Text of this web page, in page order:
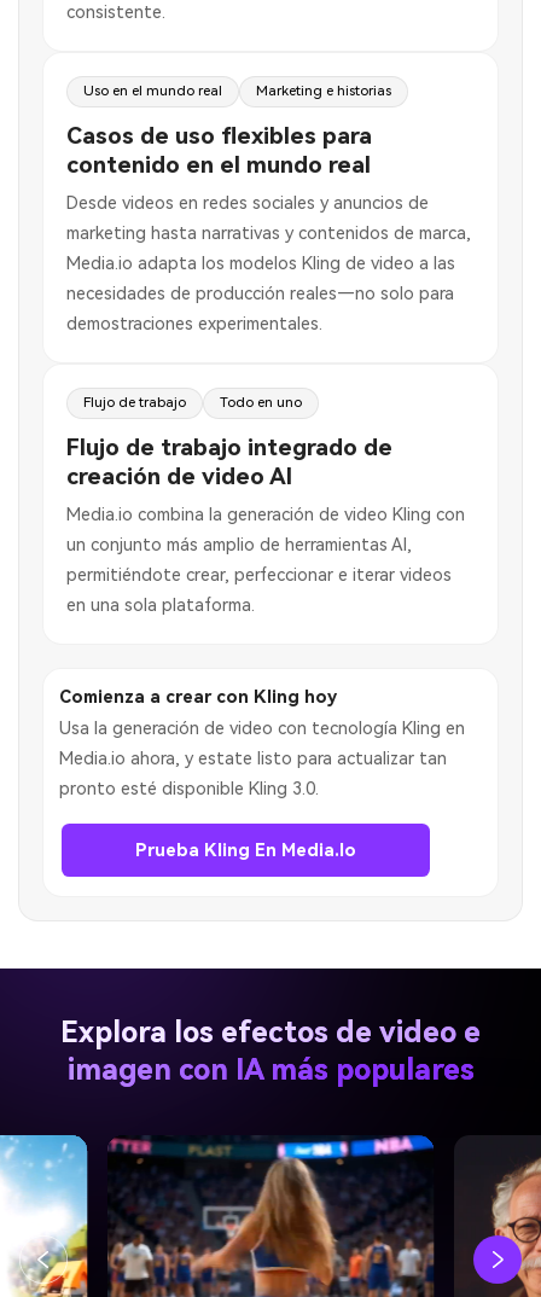
consistente.
Uso en el mundo real Marketing e historias
Casos de uso flexibles para
contenido en el mundo real
Desde videos en redes sociales y anuncios de
marketing hasta narrativas y contenidos de marca,
Media.io adapta los modelos Kling de video a las
necesidades de producción reales—no solo para
demostraciones experimentales.
Flujo de trabajo Todo en uno
Flujo de trabajo integrado de
creación de video AI
Media.io combina la generación de video Kling con
un conjunto más amplio de herramientas AI,
permitiéndote crear, perfeccionar e iterar videos
en una sola plataforma.
Comienza a crear con Kling hoy
Usa la generación de video con tecnología Kling en
Media.io ahora, y estate listo para actualizar tan
pronto esté disponible Kling 3.0.
Prueba Kling En Media.io
Explora los efectos de video e
imagen con IA más populares